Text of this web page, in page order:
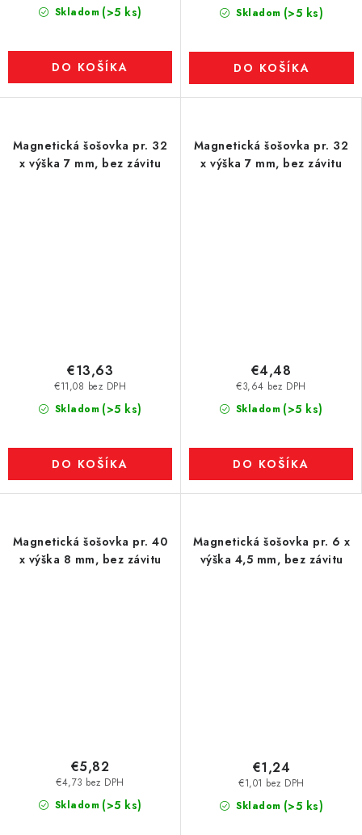
Skladom (>5 ks)
DO KOŠÍKA
Skladom (>5 ks)
DO KOŠÍKA
Magnetická šošovka pr. 32
x výška 7 mm, bez závitu
Skladom (>5 ks)
€11,08 bez DPH
€13,63
DO KOŠÍKA
Magnetická šošovka pr. 32
x výška 7 mm, bez závitu
Skladom (>5 ks)
€3,64 bez DPH
€4,48
DO KOŠÍKA
Magnetická šošovka pr. 40
x výška 8 mm, bez závitu
Skladom (>5 ks)
€4,73 bez DPH
€5,82
Magnetická šošovka pr. 6 x
výška 4,5 mm, bez závitu
Skladom (>5 ks)
€1,01 bez DPH
€1,24